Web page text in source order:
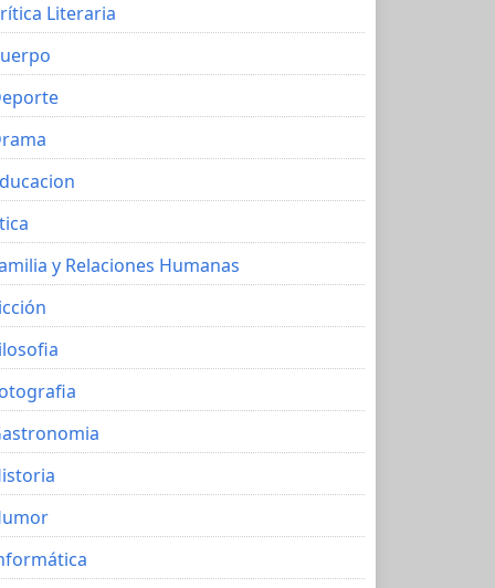
Literaria
y Relaciones Humanas